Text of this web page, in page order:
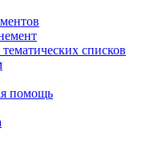
списков
помощь